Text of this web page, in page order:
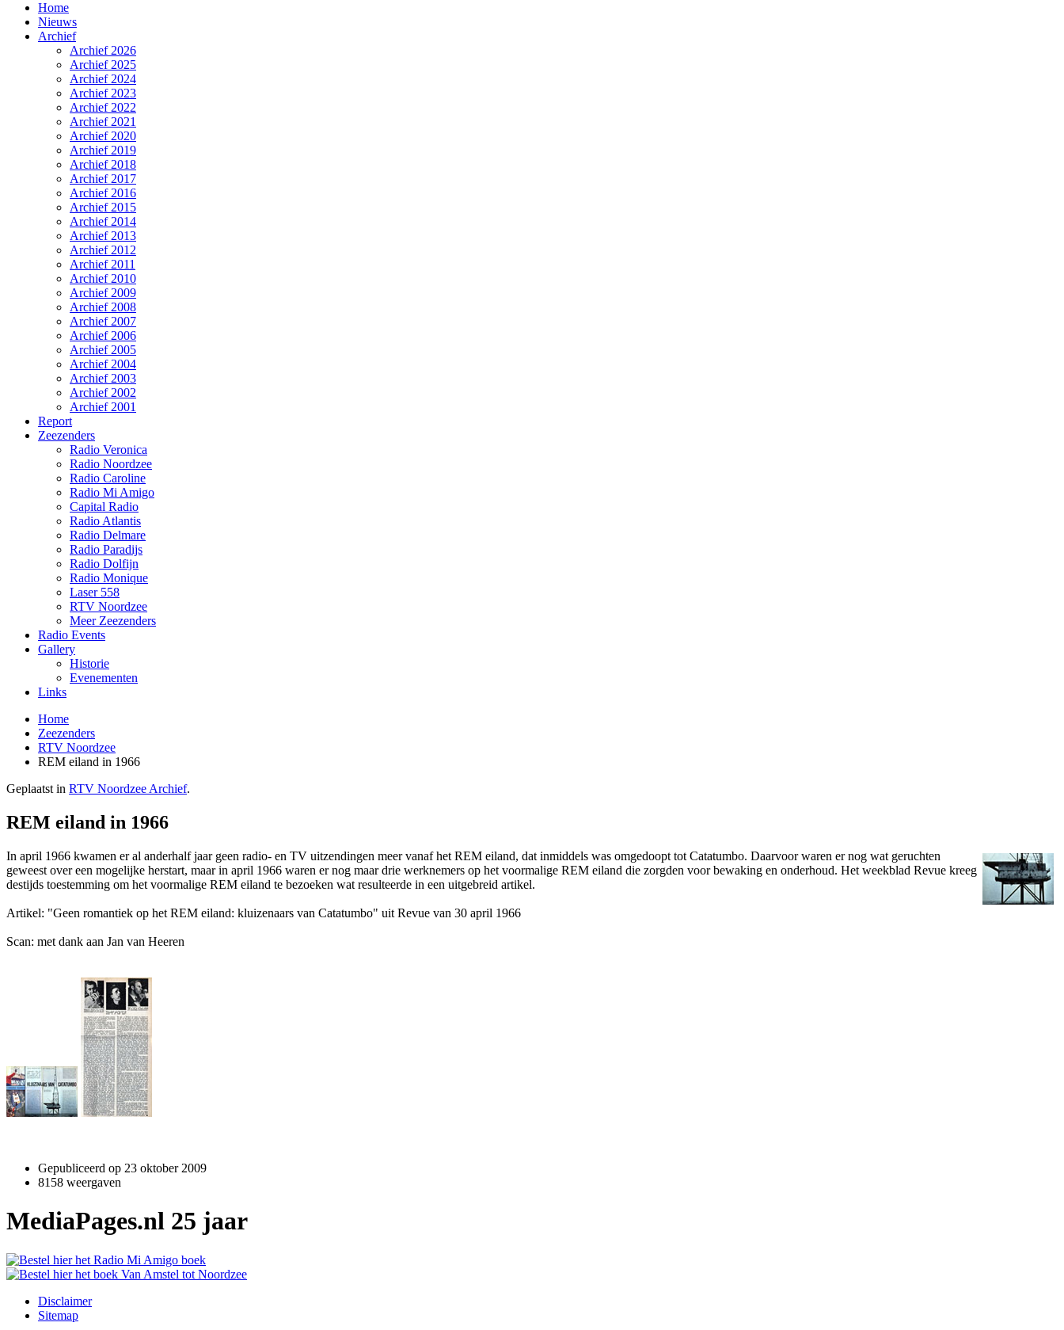
Home
Nieuws
Archief
Archief 2026
Archief 2025
Archief 2024
Archief 2023
Archief 2022
Archief 2021
Archief 2020
Archief 2019
Archief 2018
Archief 2017
Archief 2016
Archief 2015
Archief 2014
Archief 2013
Archief 2012
Archief 2011
Archief 2010
Archief 2009
Archief 2008
Archief 2007
Archief 2006
Archief 2005
Archief 2004
Archief 2003
Archief 2002
Archief 2001
Report
Zeezenders
Radio Veronica
Radio Noordzee
Radio Caroline
Radio Mi Amigo
Capital Radio
Radio Atlantis
Radio Delmare
Radio Paradijs
Radio Dolfijn
Radio Monique
Laser 558
RTV Noordzee
Meer Zeezenders
Radio Events
Gallery
Historie
Evenementen
Links
Home
Zeezenders
RTV Noordzee
REM eiland in 1966
Geplaatst in RTV Noordzee Archief.
REM eiland in 1966
In april 1966 kwamen er al anderhalf jaar geen radio- en TV uitzendingen meer vanaf het REM eiland, dat inmiddels was omgedoopt tot Catatumbo. Daarvoor waren er nog wat geruchten
geweest over een mogelijke herstart, maar in april 1966 waren er nog maar drie werknemers op het voormalige REM eiland die zorgden voor bewaking en onderhoud. Het weekblad Revue kreeg
destijds toestemming om het voormalige REM eiland te bezoeken wat resulteerde in een uitgebreid artikel.
Artikel: "Geen romantiek op het REM eiland: kluizenaars van Catatumbo" uit Revue van 30 april 1966
Scan: met dank aan Jan van Heeren
Gepubliceerd op 23 oktober 2009
8158 weergaven
MediaPages.nl 25 jaar
Disclaimer
Sitemap